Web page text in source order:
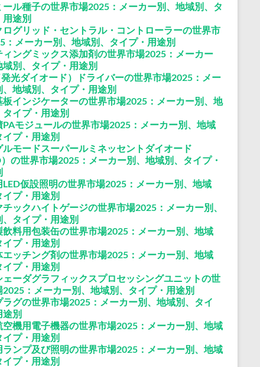
ール種子の世界市場2025：メーカー別、地域別、タ
用途別
ログリッド・セントラル・コントローラーの世界市
：メーカー別、地域別、タイプ・用途別
ィングミックス添加剤の世界市場2025：メーカー
域別、タイプ・用途別
発光ダイオード）ドライバーの世界市場2025：メー
、地域別、タイプ・用途別
板インジケーターの世界市場2025：メーカー別、地
タイプ・用途別
PAモジュールの世界市場2025：メーカー別、地域
イプ・用途別
ルモードスーパールミネッセントダイオード
）の世界市場2025：メーカー別、地域別、タイプ・
LED仮設照明の世界市場2025：メーカー別、地域
イプ・用途別
チックハイトゲージの世界市場2025：メーカー別、
、タイプ・用途別
飲料用包装缶の世界市場2025：メーカー別、地域
イプ・用途別
エッチング剤の世界市場2025：メーカー別、地域
イプ・用途別
ェーダグラフィックスプロセッシングユニットの世
2025：メーカー別、地域別、タイプ・用途別
ラグの世界市場2025：メーカー別、地域別、タイ
途別
空機用電子機器の世界市場2025：メーカー別、地域
イプ・用途別
ランプ及び照明の世界市場2025：メーカー別、地域
イプ・用途別